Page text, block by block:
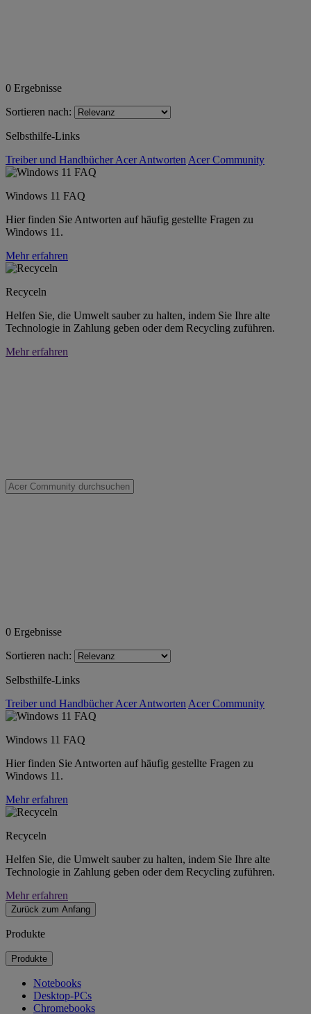
0 Ergebnisse
Sortieren nach:
Selbsthilfe-Links
Treiber und HandbücherAcer Antworten Acer Community
Windows 11 FAQ
Hier finden Sie Antworten auf häufig gestellte Fragen zu
Windows 11.
Mehr erfahren
Recyceln
Helfen Sie, die Umwelt sauber zu halten, indem Sie Ihre alte
Technologie in Zahlung geben oder dem Recycling zuführen.
Mehr erfahren
0 Ergebnisse
Sortieren nach:
Selbsthilfe-Links
Treiber und HandbücherAcer Antworten Acer Community
Windows 11 FAQ
Hier finden Sie Antworten auf häufig gestellte Fragen zu
Windows 11.
Mehr erfahren
Recyceln
Helfen Sie, die Umwelt sauber zu halten, indem Sie Ihre alte
Technologie in Zahlung geben oder dem Recycling zuführen.
Mehr erfahren
Zurück zum Anfang
Produkte
Produkte
Notebooks
Desktop-PCs
Chromebooks